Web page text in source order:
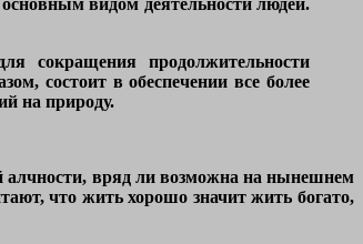
видом деятельности людей.
сокращения продолжительности
состоит в обеспечении все более
на природу.
алчности, вряд ли возможна на нынешнем
что жить хорошо значит жить богато,